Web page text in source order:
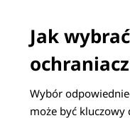
Jak
Wybór
może być kluczowy